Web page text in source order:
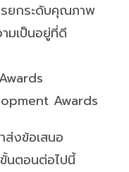
รยกระดับคุณภาพ
มเป็นอยู่ที่ดี
Awards
ส่งข้อเสนอ
นตอนต่อไปนี้